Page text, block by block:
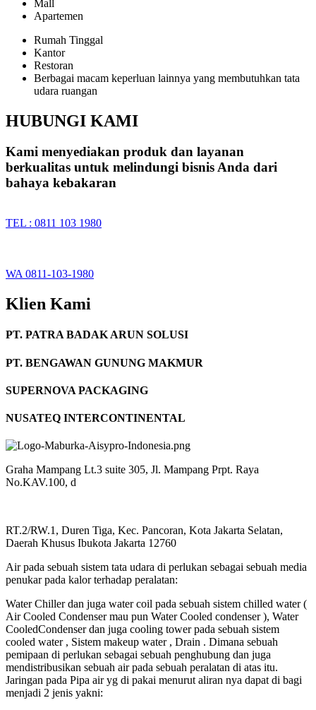
Mall
Apartemen
Rumah Tinggal
Kantor
Restoran
Berbagai macam keperluan lainnya yang membutuhkan tata
udara ruangan
HUBUNGI KAMI
Kami menyediakan produk dan layanan
berkualitas untuk melindungi bisnis Anda dari
bahaya kebakaran
TEL : 0811 103 1980
WA 0811-103-1980
Klien Kami
PT. PATRA BADAK ARUN SOLUSI
PT. BENGAWAN GUNUNG MAKMUR
SUPERNOVA PACKAGING
NUSATEQ INTERCONTINENTAL
Graha Mampang Lt.3 suite 305, Jl. Mampang Prpt. Raya
No.KAV.100, d
RT.2/RW.1, Duren Tiga, Kec. Pancoran, Kota Jakarta Selatan,
Daerah Khusus Ibukota Jakarta 12760
Air pada sebuah sistem tata udara di perlukan sebagai sebuah media
penukar pada kalor terhadap peralatan:
Water Chiller dan juga water coil pada sebuah sistem chilled water (
Air Cooled Condenser mau pun Water Cooled condenser ), Water
CooledCondenser dan juga cooling tower pada sebuah sistem
cooled water , Sistem makeup water , Drain . Dimana sebuah
pemipaan di perlukan sebagai sebuah penghubung dan juga
mendistribusikan sebuah air pada sebuah peralatan di atas itu.
Jaringan pada Pipa air yg di pakai menurut aliran nya dapat di bagi
menjadi 2 jenis yakni: